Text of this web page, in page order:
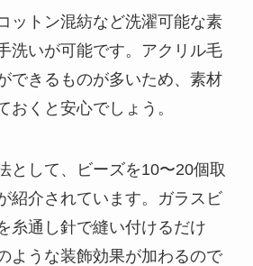
ットン混紡など洗濯可能な素
洗いが可能です。アクリル毛
できるものが多いため、素材
おくと安心でしょう。
として、ビーズを10〜20個取
紹介されています。ガラスビ
糸通し針で縫い付けるだけ
ような装飾効果が加わるので